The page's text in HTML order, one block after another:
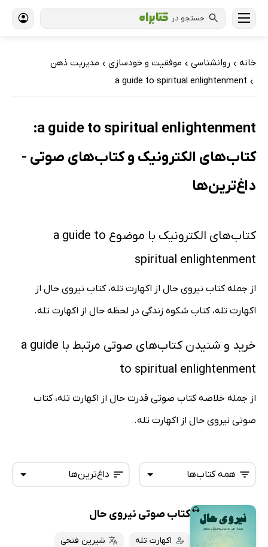
جستجو در
خانه › روانشناسی › موفقیت و خودسازی › مدیریت ذهن
›
a guide to spiritual enlightenment
a guide to spiritual enlightenment:
کتاب‌های الکترونیک و کتاب‌های صوتی -
داغ‌ترین‌ها
کتاب‌های الکترونیک با موضوع a guide to
spiritual enlightenment
از جمله کتاب نیروی حال از اکهارت تله، کتاب نیروی حال از
اکهارت تله، کتاب شکوه زندگی در لحظه حال از اکهارت تله.
خرید و شنیدن کتاب‌های صوتی مرتبط با a guide
to spiritual enlightenment
از جمله خلاصه کتاب صوتی قدرت حال از اکهارت تله، کتاب
صوتی نیروی حال از اکهارت تله.
داغ‌ترین‌ها
تازه‌ها
داغ‌ترین‌ها
همه کتاب‌ها
همه کتاب‌ها
کتاب‌های صوتی
کتاب صوتی نیروی حال
اکهارت تله
شیرین فتحی